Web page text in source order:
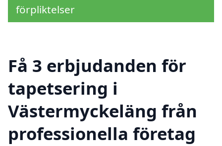
förpliktelser
Få 3 erbjudanden för
tapetsering i
Västermyckeläng från
professionella företag